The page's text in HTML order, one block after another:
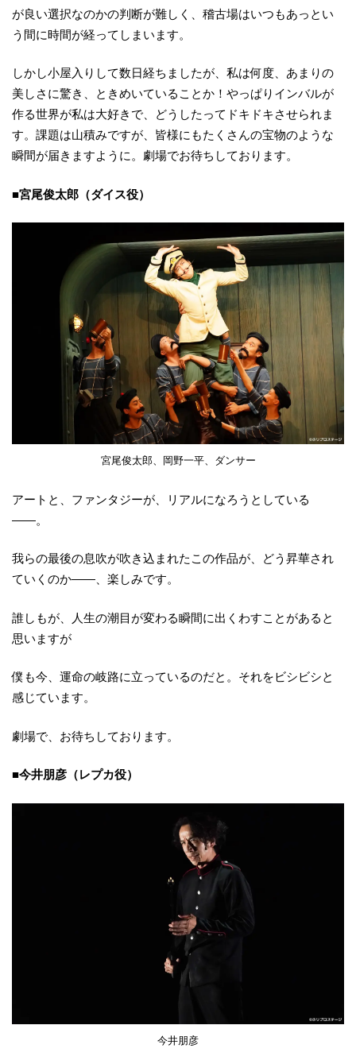
が良い選択なのかの判断が難しく、稽古場はいつもあっとい
う間に時間が経ってしまいます。
しかし小屋入りして数日経ちましたが、私は何度、あまりの
美しさに驚き、ときめいていることか！やっぱりインバルが
作る世界が私は大好きで、どうしたってドキドキさせられま
す。課題は山積みですが、皆様にもたくさんの宝物のような
瞬間が届きますように。劇場でお待ちしております。
■宮尾俊太郎（ダイス役）
宮尾俊太郎、岡野一平、ダンサー
アートと、ファンタジーが、リアルになろうとしている
――。
我らの最後の息吹が吹き込まれたこの作品が、どう昇華され
ていくのか――、楽しみです。
誰しもが、人生の潮目が変わる瞬間に出くわすことがあると
思いますが
僕も今、運命の岐路に立っているのだと。それをビシビシと
感じています。
劇場で、お待ちしております。
■今井朋彦（レプカ役）
今井朋彦